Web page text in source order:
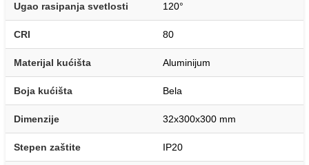
Ugao rasipanja svetlosti 120°
CRI 80
Materijal kućišta Aluminijum
Boja kućišta Bela
Dimenzije 32x300x300 mm
Stepen zaštite IP20